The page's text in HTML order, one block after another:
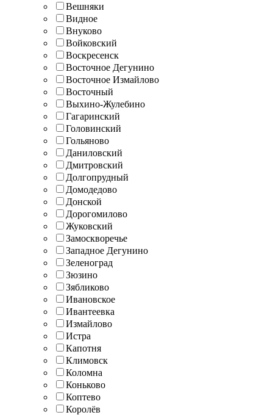
Вешняки
Видное
Внуково
Войковский
Воскресенск
Восточное Дегунино
Восточное Измайлово
Восточный
Выхино-Жулебино
Гагаринский
Головинский
Гольяново
Даниловский
Дмитровский
Долгопрудный
Домодедово
Донской
Дорогомилово
Жуковский
Замоскворечье
Западное Дегунино
Зеленоград
Зюзино
Зябликово
Ивановское
Ивантеевка
Измайлово
Истра
Капотня
Климовск
Коломна
Коньково
Коптево
Королёв